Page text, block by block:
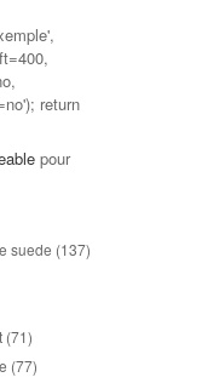
return
pour
suede (137)
(71)
(77)